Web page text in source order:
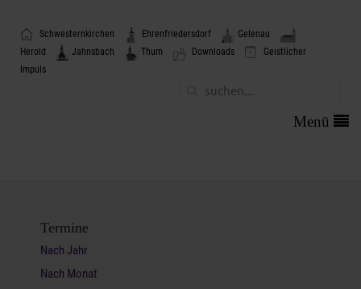
Schwesternkirchen Ehrenfriedersdorf Gelenau
Herold Jahnsbach Thum Downloads
Geistlicher
Impuls
Termine
Nach Jahr
Nach Monat